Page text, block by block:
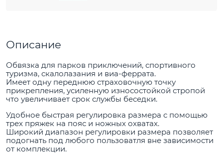
Описание
Обвязка для парков приключений, спортивного
туризма, скалолазания и виа-феррата.
Имеет одну переднюю страховочную точку
прикрепления, усиленную износостойкой стропой
что увеличивает срок службы беседки.
Удобное быстрая регулировка размера с помощью
трех пряжек на пояс и ножных охватах.
Широкий диапазон регулировки размера позволяет
подогнать под любого пользоватля вне зависимости
от комплекции.